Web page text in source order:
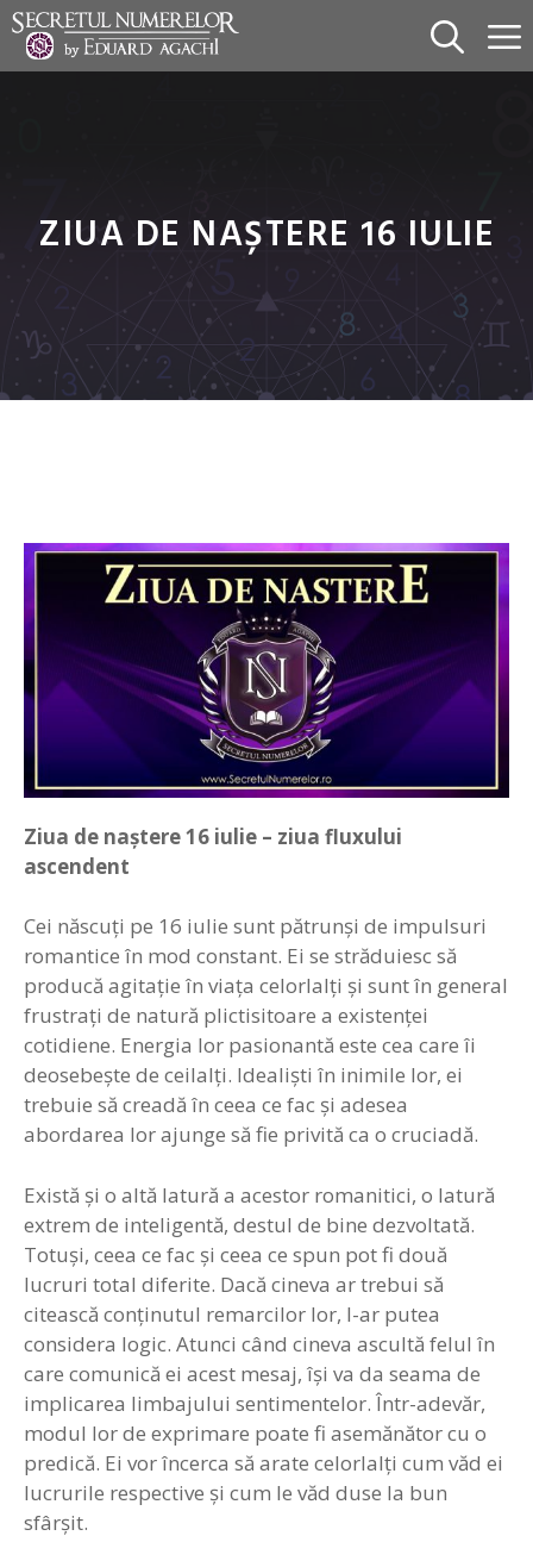
Sari
conținut
ZIUA DE NAȘTERE 16 IULIE
Ziua de naștere 16 iulie – ziua fluxului
ascendent
Cei născuţi pe 16 iulie sunt pătrunşi de impulsuri
romantice în mod constant. Ei se străduiesc să
producă agitaţie în viaţa celorlalţi şi sunt în general
frustraţi de natură plictisitoare a existenţei
cotidiene. Energia lor pasionantă este cea care îi
deosebeşte de ceilalţi. Idealişti în inimile lor, ei
trebuie să creadă în ceea ce fac şi adesea
abordarea lor ajunge să fie privită ca o cruciadă.
Există şi o altă latură a acestor romanitici, o latură
extrem de inteligentă, destul de bine dezvoltată.
Totuşi, ceea ce fac şi ceea ce spun pot fi două
lucruri total diferite. Dacă cineva ar trebui să
citească conţinutul remarcilor lor, l-ar putea
considera logic. Atunci când cineva ascultă felul în
care comunică ei acest mesaj, îşi va da seama de
implicarea limbajului sentimentelor. Într-adevăr,
modul lor de exprimare poate fi asemănător cu o
predică. Ei vor încerca să arate celorlalţi cum văd ei
lucrurile respective şi cum le văd duse la bun
sfârşit.